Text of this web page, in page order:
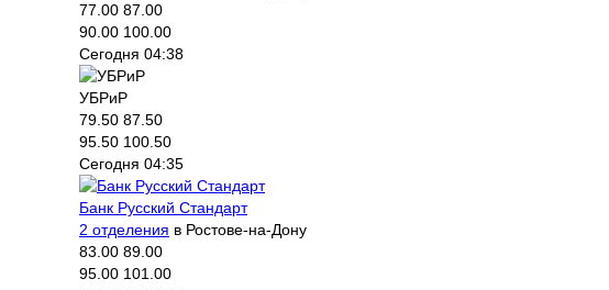
77.00 87.00
90.00 100.00
Сегодня 04:38
УБРиР
79.50 87.50
95.50 100.50
Сегодня 04:35
Банк Русский Стандарт
2 отделения в Ростове-на-Дону
83.00 89.00
95.00 101.00